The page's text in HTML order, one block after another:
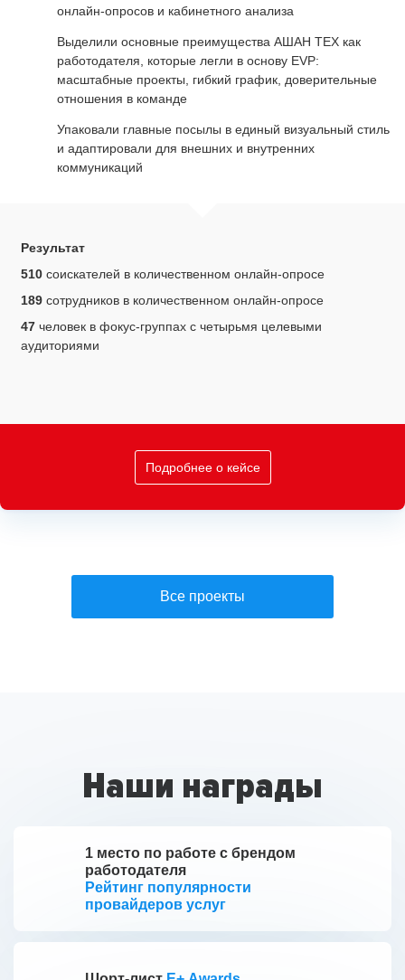
Подробнее о кейсе
онлайн-опросов и кабинетного анализа
Выделили основные преимущества АШАН ТЕХ как
работодателя, которые легли в основу EVP:
масштабные проекты, гибкий график, доверительные
отношения в команде
Упаковали главные посылы в единый визуальный стиль
и адаптировали для внешних и внутренних
коммуникаций
Результат
510 соискателей в количественном онлайн-опросе
189 сотрудников в количественном онлайн-опросе
47 человек в фокус-группах с четырьмя целевыми
аудиториями
Все проекты
Наши награды
1 место по работе с брендом
работодателя
Рейтинг популярности
провайдеров услуг